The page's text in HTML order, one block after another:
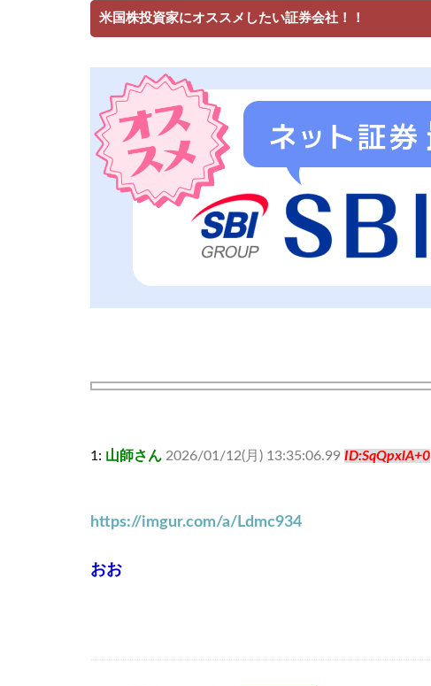
米国株投資家にオススメしたい証券会社！！
1: 山師さん 2026/01/12(月) 13:35:06.99 ID:SqQpxlA+0
https://imgur.com/a/Ldmc934
おお